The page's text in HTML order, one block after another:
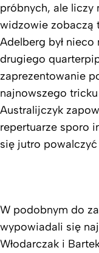
próbnych, ale liczy
widzowie zobaczą
Adelberg był
drugiego
zaprezentowanie
najnowszego
Australijczyk
repertuarze sporo
się jutro
W podobnym do
wypowiadali się
Włodarczak i